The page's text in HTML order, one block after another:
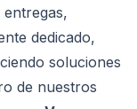
dedicado,
soluciones
de nuestros